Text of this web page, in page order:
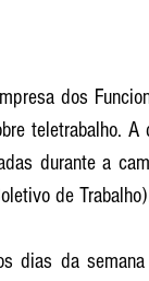
dos
teletrabalho.
durante a
de
dias da